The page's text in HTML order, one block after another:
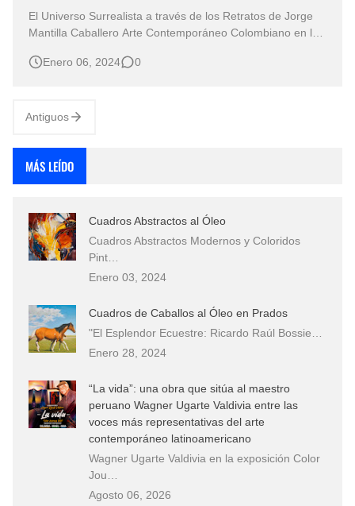
El Universo Surrealista a través de los Retratos de Jorge
Mantilla Caballero Arte Contemporáneo Colombiano en los
Colombia El Enigma de Jorge Mantilla Caballero:
Enero 06, 2024 0
Antiguos
MÁS LEÍDO
Cuadros Abstractos al Óleo
Cuadros Abstractos Modernos y Coloridos
Pint…
Enero 03, 2024
Cuadros de Caballos al Óleo en Prados
"El Esplendor Ecuestre: Ricardo Raúl Bossie…
Enero 28, 2024
“La vida”: una obra que sitúa al maestro
peruano Wagner Ugarte Valdivia entre las
voces más representativas del arte
contemporáneo latinoamericano
Wagner Ugarte Valdivia en la exposición Color
Jou…
Agosto 06, 2026